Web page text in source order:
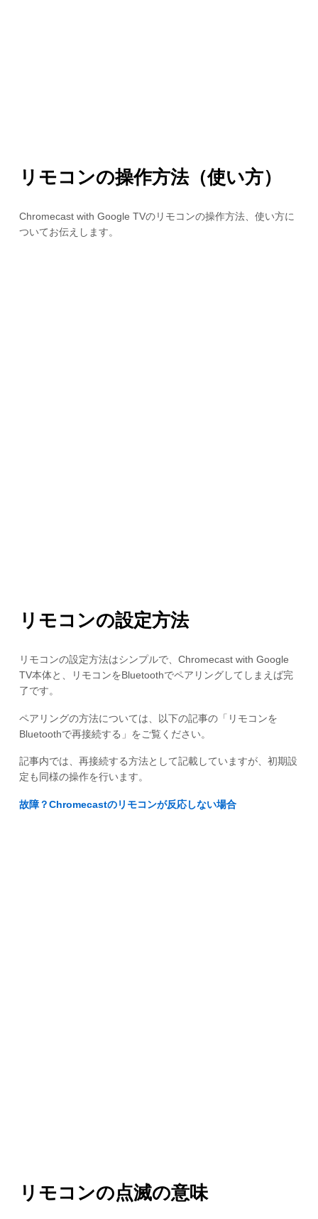
リモコンの操作方法（使い方）
Chromecast with Google TVのリモコンの操作方法、使い方に
ついてお伝えします。
リモコンの設定方法
リモコンの設定方法はシンプルで、Chromecast with Google
TV本体と、リモコンをBluetoothでペアリングしてしまえば完
了です。
ペアリングの方法については、以下の記事の「リモコンを
Bluetoothで再接続する」をご覧ください。
記事内では、再接続する方法として記載していますが、初期設
定も同様の操作を行います。
故障？Chromecastのリモコンが反応しない場合
リモコンの点滅の意味